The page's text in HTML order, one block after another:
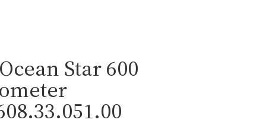
Star 600